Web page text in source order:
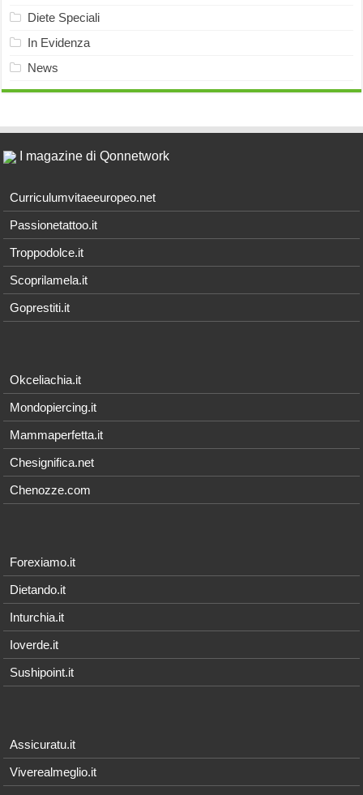
Diete Speciali
In Evidenza
News
I magazine di Qonnetwork
Curriculumvitaeeuropeo.net
Passionetattoo.it
Troppodolce.it
Scoprilamela.it
Goprestiti.it
Okceliachia.it
Mondopiercing.it
Mammaperfetta.it
Chesignifica.net
Chenozze.com
Forexiamo.it
Dietando.it
Inturchia.it
Ioverde.it
Sushipoint.it
Assicuratu.it
Viverealmeglio.it